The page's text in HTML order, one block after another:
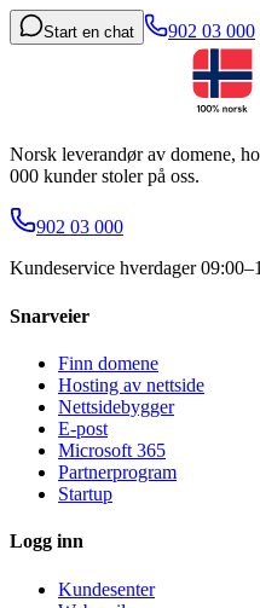
Start en chat 902 03 000
Norsk leverandør av domene,
000 kunder stoler på oss.
902 03 000
Kundeservice hverdager
Snarveier
Finn domene
Hosting av nettside
Nettsidebygger
E-post
Microsoft 365
Partnerprogram
Startup
Logg inn
Kundesenter